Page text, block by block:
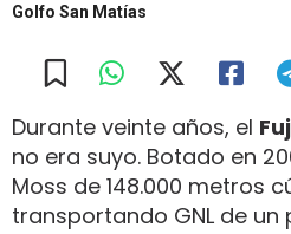
Golfo San Matías
Durante veinte años, el
no era suyo. Botado en
Moss de 148.000 metros
transportando GNL de un